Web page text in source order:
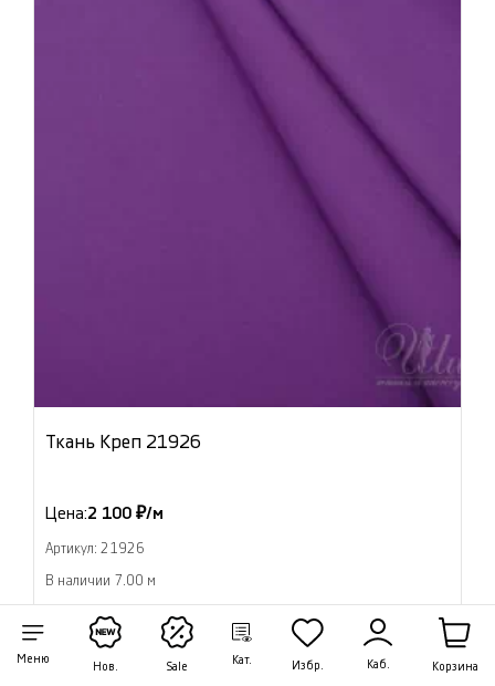
Меню
Нов. Sale
Кат. Избр. Каб. Корзина
Ткань Креп 21926
Цена:2 100 ₽/м
Артикул: 21926
В наличии 7.00 м
В корзину